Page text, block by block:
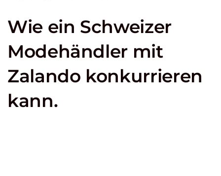
Wie ein Schweizer
Modehändler mit
Zalando konkurrieren
kann.